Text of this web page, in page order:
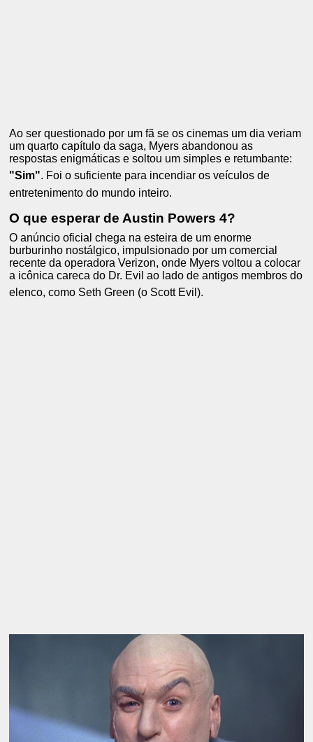
Ao ser questionado por um fã se os cinemas um dia veriam
um quarto capítulo da saga, Myers abandonou as
respostas enigmáticas e soltou um simples e retumbante:
"Sim". Foi o suficiente para incendiar os veículos de
entretenimento do mundo inteiro.
O que esperar de Austin Powers 4?
O anúncio oficial chega na esteira de um enorme
burburinho nostálgico, impulsionado por um comercial
recente da operadora Verizon, onde Myers voltou a colocar
a icônica careca do Dr. Evil ao lado de antigos membros do
elenco, como Seth Green (o Scott Evil).